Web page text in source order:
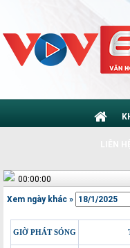
00:00:00
Xem ngày khác »
GIỜ PHÁT SÓNG